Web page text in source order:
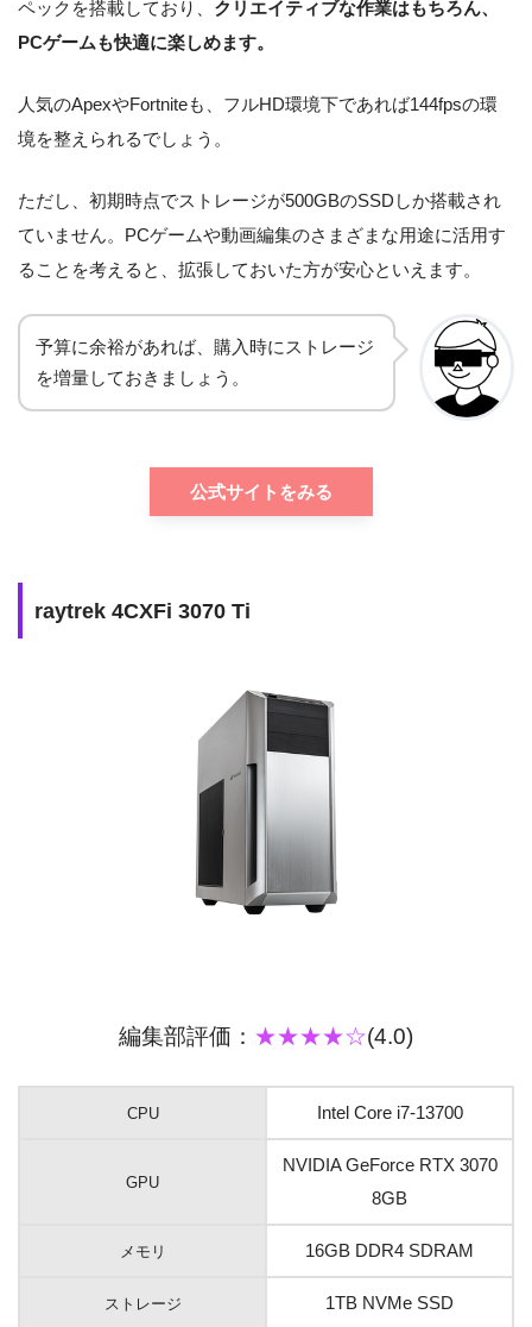
ペックを搭載しており、 クリエイティブな作業はもちろん、
PCゲームも快適に楽しめます。
人気のApexやFortniteも、フルHD環境下であれば144fpsの環
境を整えられるでしょう。
ただし、初期時点でストレージが500GBのSSDしか搭載され
ていません。PCゲームや動画編集のさまざまな用途に活用す
ることを考えると、拡張しておいた方が安心といえます。
予算に余裕があれば、購入時にストレージ
を増量しておきましょう。
公式サイトをみる
raytrek 4CXFi 3070 Ti
編集部評価： ★★★★☆(4.0)
CPU Intel Core i7-13700
GPU
NVIDIA GeForce RTX 3070
8GB
メモリ 16GB DDR4 SDRAM
ストレージ 1TB NVMe SSD